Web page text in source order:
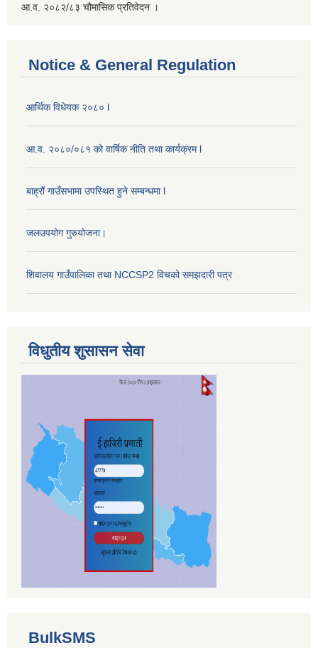
आ.व. २०८२/८३ चौमासिक प्रतिवेदन ।
Notice & General Regulation
आर्थिक विधेयक २०८० l
आ.व. २०८०/०८१ को वार्षिक नीति तथा कार्यक्रम l
बाह्रौं गाउँसभामा उपस्थित हुने सम्बन्धमा l
जलउपयोग गुरुयोजना।
शिवालय गाउँपालिका तथा NCCSP2 विचको समझदारी पत्र
विधुतीय शुसासन सेवा
BulkSMS